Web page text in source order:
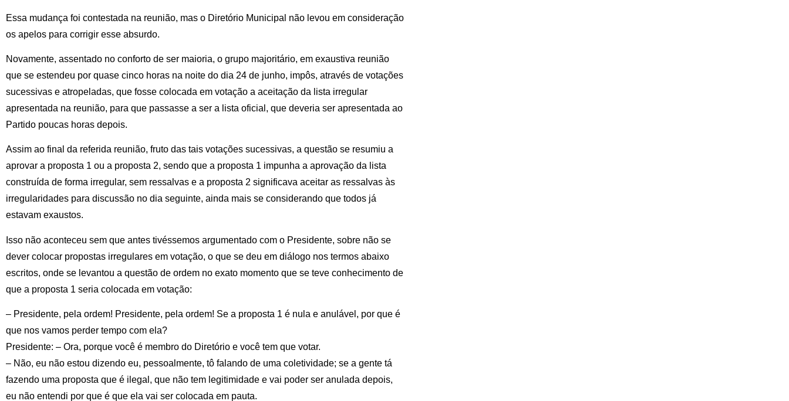
Essa mudança foi contestada na reunião, mas o Diretório Municipal não levou em consideração
os apelos para corrigir esse absurdo.
Novamente, assentado no conforto de ser maioria, o grupo majoritário, em exaustiva reunião
que se estendeu por quase cinco horas na noite do dia 24 de junho, impôs, através de votações
sucessivas e atropeladas, que fosse colocada em votação a aceitação da lista irregular
apresentada na reunião, para que passasse a ser a lista oficial, que deveria ser apresentada ao
Partido poucas horas depois.
Assim ao final da referida reunião, fruto das tais votações sucessivas, a questão se resumiu a
aprovar a proposta 1 ou a proposta 2, sendo que a proposta 1 impunha a aprovação da lista
construída de forma irregular, sem ressalvas e a proposta 2 significava aceitar as ressalvas às
irregularidades para discussão no dia seguinte, ainda mais se considerando que todos já
estavam exaustos.
Isso não aconteceu sem que antes tivéssemos argumentado com o Presidente, sobre não se
dever colocar propostas irregulares em votação, o que se deu em diálogo nos termos abaixo
escritos, onde se levantou a questão de ordem no exato momento que se teve conhecimento de
que a proposta 1 seria colocada em votação:
– Presidente, pela ordem! Presidente, pela ordem! Se a proposta 1 é nula e anulável, por que é
que nos vamos perder tempo com ela?
Presidente: – Ora, porque você é membro do Diretório e você tem que votar.
– Não, eu não estou dizendo eu, pessoalmente, tô falando de uma coletividade; se a gente tá
fazendo uma proposta que é ilegal, que não tem legitimidade e vai poder ser anulada depois,
eu não entendi por que é que ela vai ser colocada em pauta.